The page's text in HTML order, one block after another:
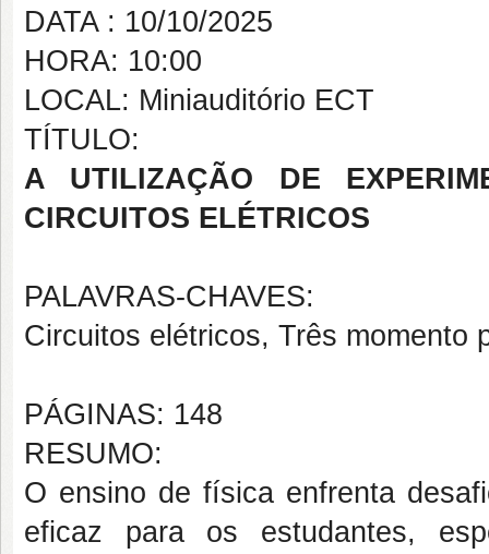
DATA : 10/10/2025
HORA: 10:00
LOCAL: Miniauditório ECT
TÍTULO:
A UTILIZAÇÃO DE
CIRCUITOS ELÉTRICOS
PALAVRAS-CHAVES:
Circuitos elétricos, Três momento
PÁGINAS: 148
RESUMO:
O ensino de física enfrenta
eficaz para os estudantes,